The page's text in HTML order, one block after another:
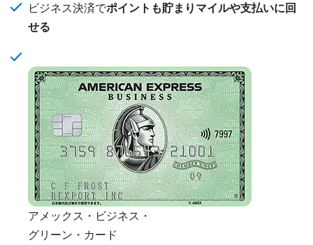
ビジネス決済でポイントも貯まりマイルや支払いに回
せる
アメックス・ビジネス・
グリーン・カード